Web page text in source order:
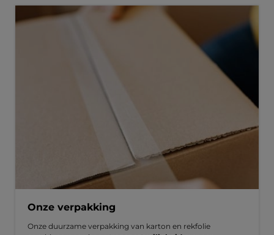
Onze verpakking
Onze duurzame verpakking van karton en rekfolie